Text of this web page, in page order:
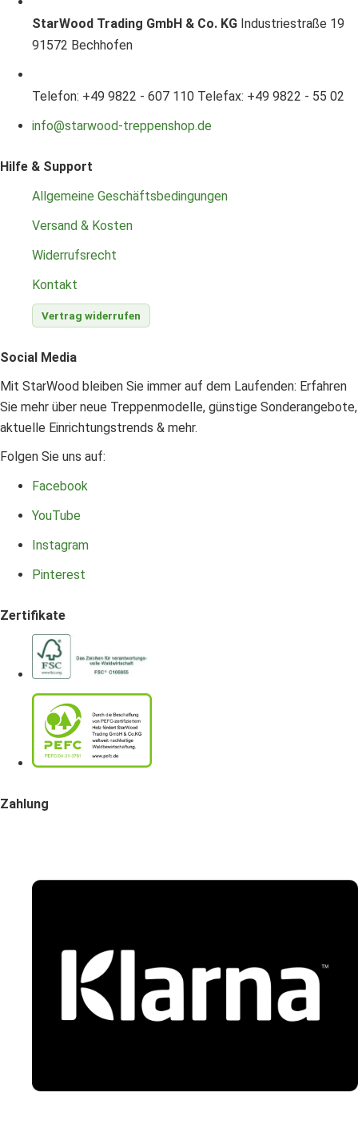
StarWood Trading GmbH & Co. KG Industriestraße 19
91572 Bechhofen
Telefon: +49 9822 - 607 110 Telefax: +49 9822 - 55 02
info@starwood-treppenshop.de
Hilfe & Support
Allgemeine Geschäftsbedingungen
Versand & Kosten
Widerrufsrecht
Kontakt
Vertrag widerrufen
Social Media
Mit StarWood bleiben Sie immer auf dem Laufenden: Erfahren
Sie mehr über neue Treppenmodelle, günstige Sonderangebote,
aktuelle Einrichtungstrends & mehr.
Folgen Sie uns auf:
Facebook
YouTube
Instagram
Pinterest
Zertifikate
Zahlung